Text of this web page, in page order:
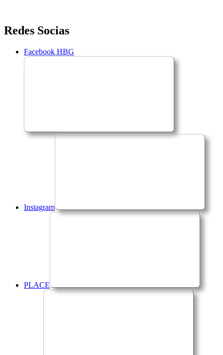
Saltar
para
conteúdo
Redes Socias
Facebook HBG
Instagram
PLACE